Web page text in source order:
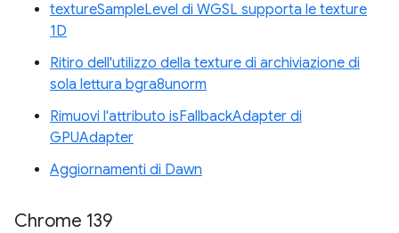
textureSampleLevel di WGSL supporta le texture
1D
Ritiro dell'utilizzo della texture di archiviazione di
sola lettura bgra8unorm
Rimuovi l'attributo isFallbackAdapter di
GPUAdapter
Aggiornamenti di Dawn
Chrome 139